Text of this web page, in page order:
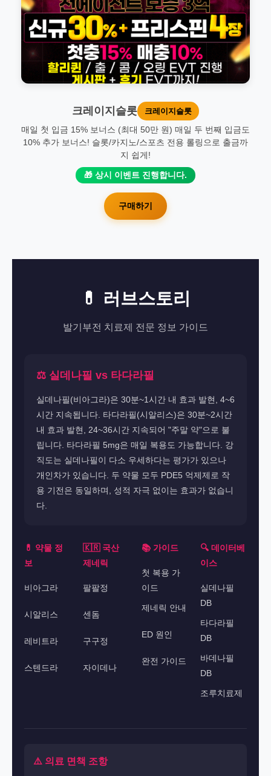
크레이지슬롯 크레이지슬롯
매일 첫 입금 15% 보너스 (최대 50만 원) 매일 두 번째 입금도
10% 추가 보너스! 슬롯/카지노/스포츠 전용 롤링으로 출금까
지 쉽게!
🎁 상시 이벤트 진행합니다.
구매하기
💊 러브스토리
발기부전 치료제 전문 정보 가이드
⚖️ 실데나필 vs 타다라필
실데나필(비아그라)은 30분~1시간 내 효과 발현, 4~6
시간 지속됩니다. 타다라필(시알리스)은 30분~2시간
내 효과 발현, 24~36시간 지속되어 "주말 약"으로 불
립니다. 타다라필 5mg은 매일 복용도 가능합니다. 강
직도는 실데나필이 다소 우세하다는 평가가 있으나
개인차가 있습니다. 두 약물 모두 PDE5 억제제로 작
용 기전은 동일하며, 성적 자극 없이는 효과가 없습니
다.
💊 약물 정
보
비아그라
시알리스
레비트라
스텐드라
🇰🇷 국산
제네릭
팔팔정
센돔
구구정
자이데나
📚 가이드
첫 복용 가
이드
제네릭 안내
ED 원인
완전 가이드
🔍 데이터베
이스
실데나필
DB
타다라필
DB
바데나필
DB
조루치료제
⚠️ 의료 면책 조항